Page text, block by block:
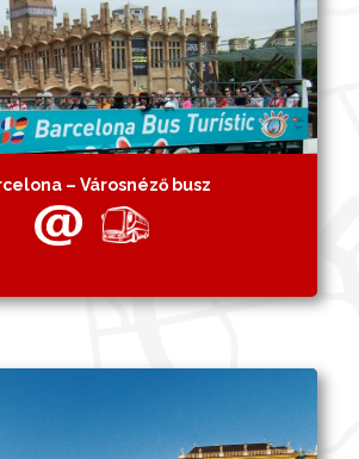
– Városnéző busz